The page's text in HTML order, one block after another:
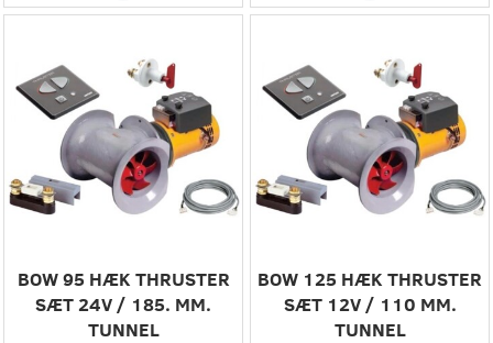
BOW 95 HÆK THRUSTER
SÆT 24V / 185. MM.
TUNNEL
BOW 125 HÆK THRUSTER
SÆT 12V / 110 MM.
TUNNEL